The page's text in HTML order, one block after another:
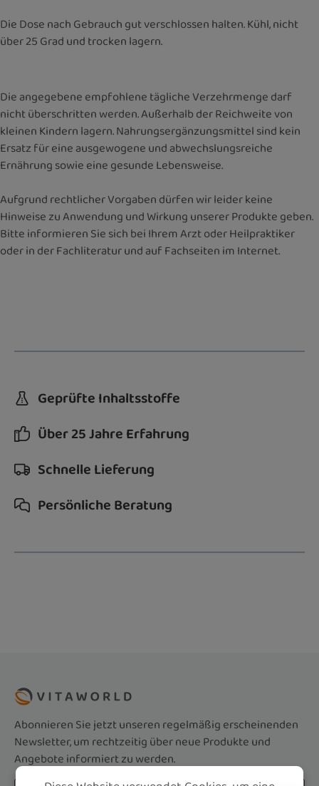
Die Dose nach Gebrauch gut verschlossen halten. Kühl, nicht
über 25 Grad und trocken lagern.
Die angegebene empfohlene tägliche Verzehrmenge darf
nicht überschritten werden. Außerhalb der Reichweite von
kleinen Kindern lagern. Nahrungsergänzungsmittel sind kein
Ersatz für eine ausgewogene und abwechslungsreiche
Ernährung sowie eine gesunde Lebensweise.
Aufgrund rechtlicher Vorgaben dürfen wir leider keine
Hinweise zu Anwendung und Wirkung unserer Produkte geben.
Bitte informieren Sie sich bei Ihrem Arzt oder Heilpraktiker
oder in der Fachliteratur und auf Fachseiten im Internet.
Geprüfte Inhaltsstoffe
Über 25 Jahre Erfahrung
Schnelle Lieferung
Persönliche Beratung
Abonnieren Sie jetzt unseren regelmäßig erscheinenden
Newsletter, um rechtzeitig über neue Produkte und
Angebote informiert zu werden.